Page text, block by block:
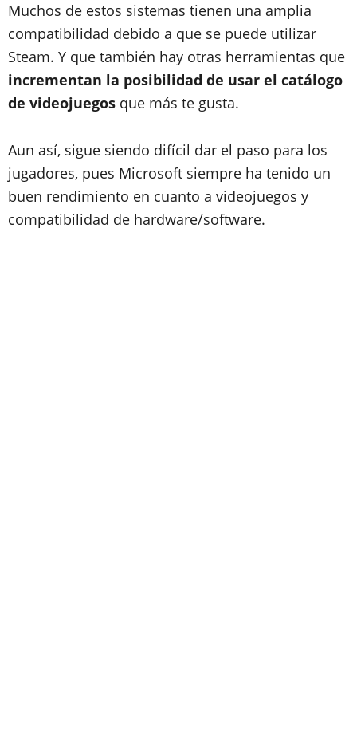
Muchos de estos sistemas tienen una amplia
compatibilidad debido a que se puede utilizar
Steam. Y que también hay otras herramientas que
incrementan la posibilidad de usar el catálogo
de videojuegos que más te gusta.
Aun así, sigue siendo difícil dar el paso para los
jugadores, pues Microsoft siempre ha tenido un
buen rendimiento en cuanto a videojuegos y
compatibilidad de hardware/software.